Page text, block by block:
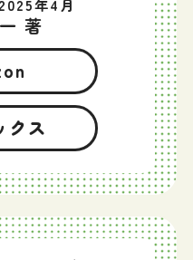
年4月
著
クス